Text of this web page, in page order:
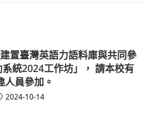
置臺灣英語力語料庫與共同參
統2024工作坊」， 請本校有
人員參加。
2024-10-14